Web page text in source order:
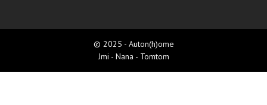
© 2025 - Auton(h)ome
Jmi - Nana - Tomtom